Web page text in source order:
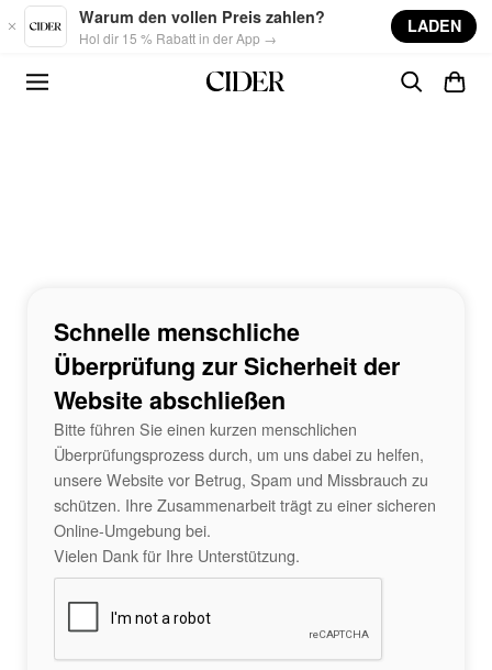
Skip to main content
Warum den vollen Preis zahlen?
Hol dir 15 % Rabatt in der App →
LADEN
Schnelle menschliche
Überprüfung zur Sicherheit der
Website abschließen
Bitte führen Sie einen kurzen menschlichen
Überprüfungsprozess durch, um uns dabei zu helfen,
unsere Website vor Betrug, Spam und Missbrauch zu
schützen. Ihre Zusammenarbeit trägt zu einer sicheren
Online-Umgebung bei.
Vielen Dank für Ihre Unterstützung.